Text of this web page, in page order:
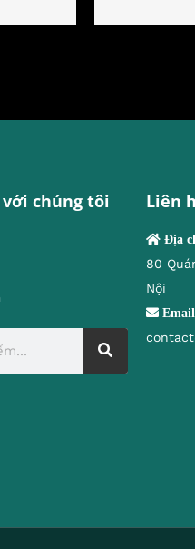
chúng tôi Liên
Địa
80
Nội